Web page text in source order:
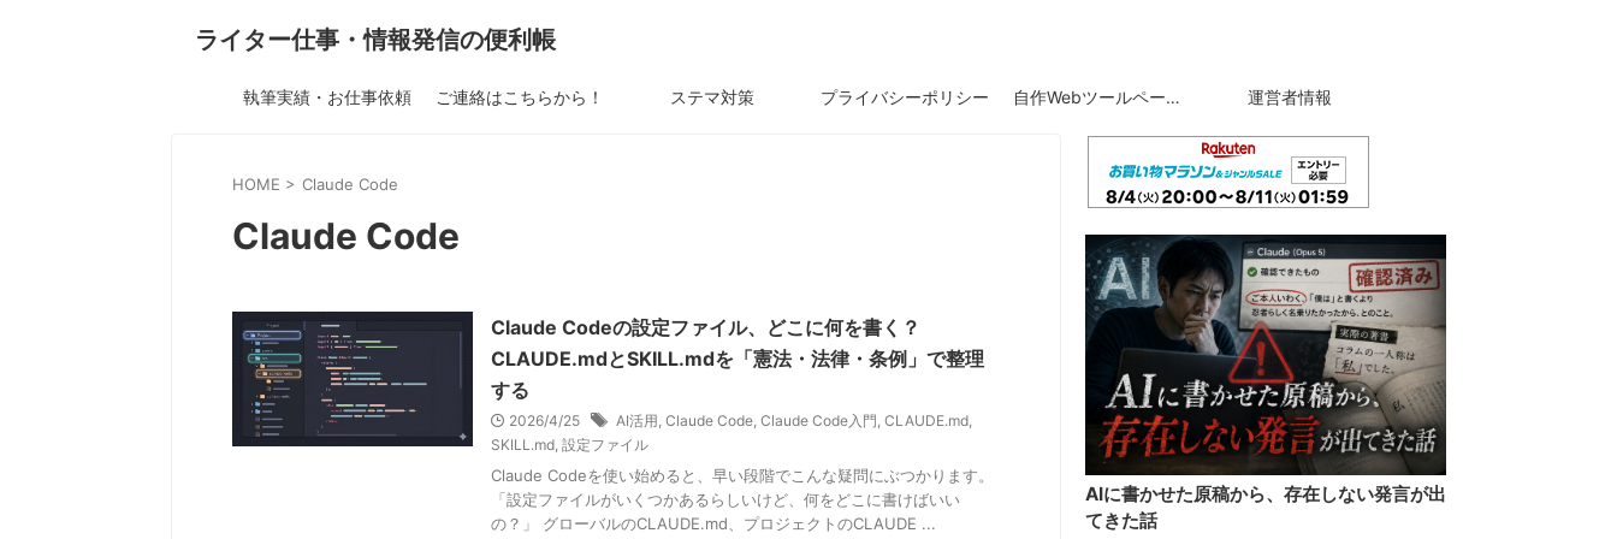
ライター仕事・情報発信の便利帳
執筆実績・お仕事依頼 ご連絡はこちらから！ ステマ対策 プライバシーポリシー 自作Webツールページ 運営者情報
HOME > Claude Code
Claude Code
Claude Codeの設定ファイル、どこに何を書く？
CLAUDE.mdとSKILL.mdを「憲法・法律・条例」で整理
する
2026/4/25 AI活用, Claude Code, Claude Code入門, CLAUDE.md,
SKILL.md, 設定ファイル
Claude Codeを使い始めると、早い段階でこんな疑問にぶつかります。
「設定ファイルがいくつかあるらしいけど、何をどこに書けばいい
の？」 グローバルのCLAUDE.md、プロジェクトのCLAUDE ...
AIに書かせた原稿から、存在しない発言が出
てきた話